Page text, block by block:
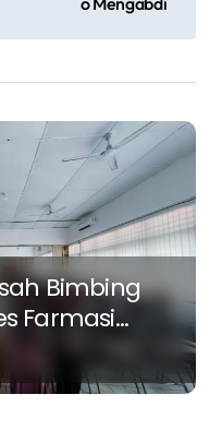
Bimbing
Farmasi
dan